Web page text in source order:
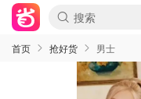
首页 抢好货 男士